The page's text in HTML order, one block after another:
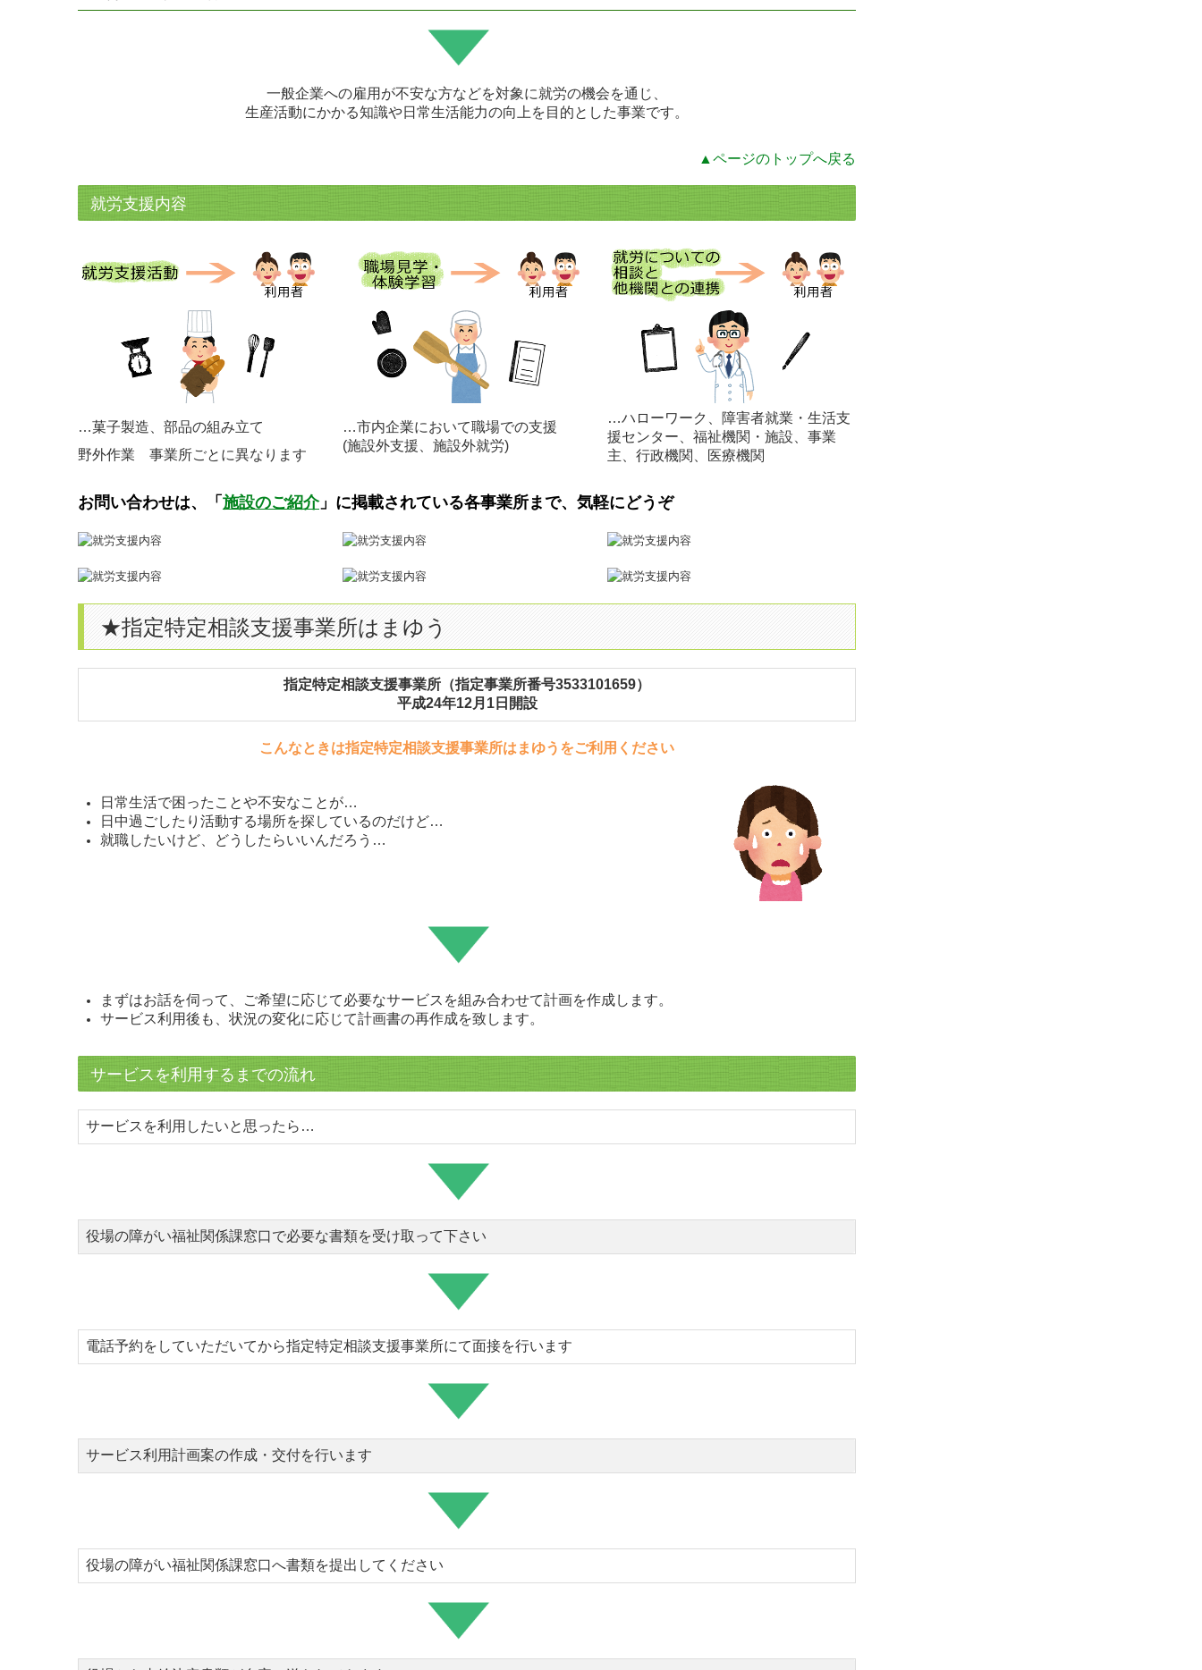
一般企業への雇用が不安な方などを対象に就労の機会を通じ、
生産活動にかかる知識や日常生活能力の向上を目的とした事業です。
▲ページのトップへ戻る
就労支援内容
…菓子製造、部品の組み立て
野外作業 事業所ごとに異なります
…市内企業において職場での支援
(施設外支援、施設外就労)
…ハローワーク、障害者就業・生活支
援センター、福祉機関・施設、事業
主、行政機関、医療機関
お問い合わせは、「施設のご紹介」に掲載されている各事業所まで、気軽にどうぞ
★指定特定相談支援事業所はまゆう
指定特定相談支援事業所 （指定事業所番号3533101659）
平成24年12月1日開設
こんなときは指定特定相談支援事業所はまゆうをご利用ください
日常生活で困ったことや不安なことが…
日中過ごしたり活動する場所を探しているのだけど…
就職したいけど、どうしたらいいんだろう…
まずはお話を伺って、ご希望に応じて必要なサービスを組み合わせて計画を作成します。
サービス利用後も、状況の変化に応じて計画書の再作成を致します。
サービスを利用するまでの流れ
サービスを利用したいと思ったら…
役場の障がい福祉関係課窓口で必要な書類を受け取って下さい
電話予約をしていただいてから指定特定相談支援事業所にて面接を行います
サービス利用計画案の作成・交付を行います
役場の障がい福祉関係課窓口へ書類を提出してください